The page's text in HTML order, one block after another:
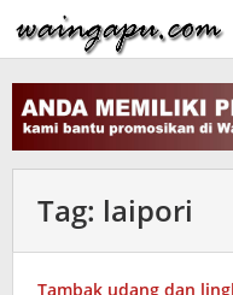
ke
konten
Tag: laipori
Tambak udang dan